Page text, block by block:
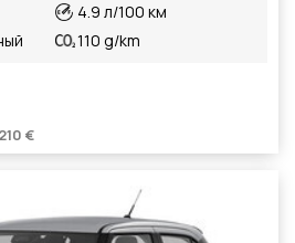
4.9 л/100 км
110 g/km
€